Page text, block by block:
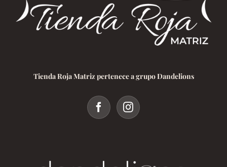
Tienda Roja Matriz pertenece a grupo Dandelions